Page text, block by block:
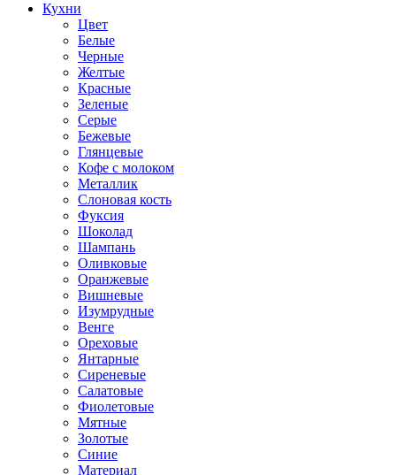
Кухни
Цвет
Белые
Черные
Желтые
Красные
Зеленые
Серые
Бежевые
Глянцевые
Кофе с молоком
Металлик
Слоновая кость
Фуксия
Шоколад
Шампань
Оливковые
Оранжевые
Вишневые
Изумрудные
Венге
Ореховые
Янтарные
Сиреневые
Салатовые
Фиолетовые
Мятные
Золотые
Синие
Материал